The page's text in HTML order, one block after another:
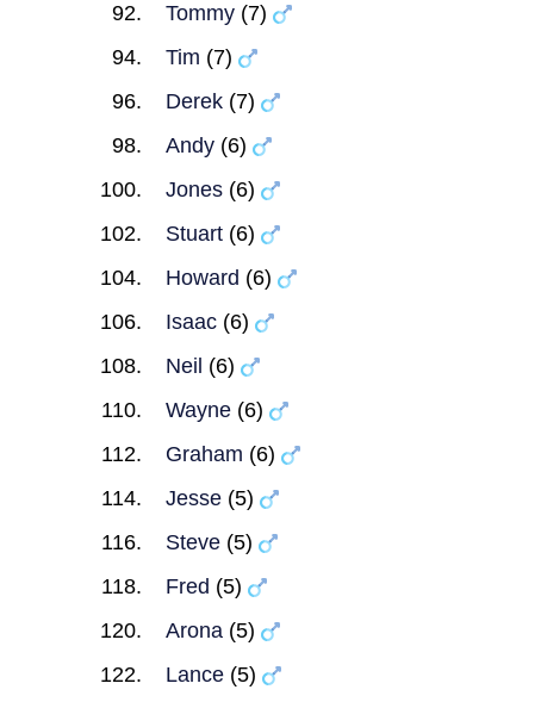
Tommy(7)
Tim (7)
Derek(7)
Andy(6)
Jones(6)
Stuart(6)
Howard (6)
Isaac(6)
Neil (6)
Wayne(6)
Graham (6)
Jesse(5)
Steve(5)
Fred (5)
Arona(5)
Lance(5)